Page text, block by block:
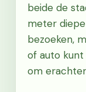
beide de
meter
bezoeken,
of auto kunt
om